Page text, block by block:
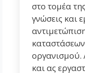
στο τομέα
γνώσεις και
οργανισμού.
και ας